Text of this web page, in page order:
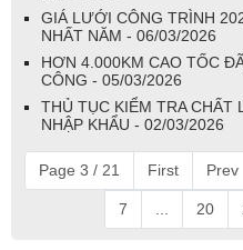
GIÁ LƯỚI CÔNG TRÌNH
NHẤT NĂM - 06/03/2026
HƠN 4.000KM CAO TỐC
CÔNG - 05/03/2026
THỦ TỤC KIỂM TRA CHẤT
NHẬP KHẨU - 02/03/2026
Page 3 / 21 First Prev
7 ... 20